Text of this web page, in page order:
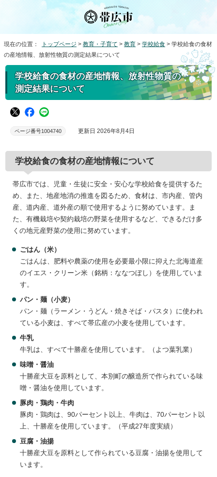
現在の位置： トップページ > 教育・子育て > 教育 > 学校給食 > 学校給食の食材
の産地情報、放射性物質の測定結果について
学校給食の食材の産地情報、放射性物質の
測定結果について
ページ番号1004740 更新日 2026年8月4日
学校給食の食材の産地情報について
帯広市では、児童・生徒に安全・安心な学校給食を提供するた
め、また、地産地消の推進を図るため、食材は、市内産、管内
産、道内産、道外産の順で使用するように努めています。ま
た、有機栽培や契約栽培の野菜を使用するなど、できるだけ多
くの地元産野菜の使用に努めています。
ごはん（米）
ごはんは、肥料や農薬の使用を必要最小限に抑えた北海道産
のイエス・クリーン米（銘柄：ななつぼし）を使用していま
す。
パン・麺（小麦）
パン・麺（ラーメン・うどん・焼きそば・パスタ）に使われ
ている小麦は、すべて帯広産の小麦を使用しています。
牛乳
牛乳は、すべて十勝産を使用しています。（よつ葉乳業）
味噌・醤油
十勝産大豆を原料として、本別町の醸造所で作られている味
噌・醤油を使用しています。
豚肉・鶏肉・牛肉
豚肉・鶏肉は、90パーセント以上、牛肉は、70パーセント以
上、十勝産を使用しています。（平成27年度実績）
豆腐・油揚
十勝産大豆を原料として作られている豆腐・油揚を使用して
います。